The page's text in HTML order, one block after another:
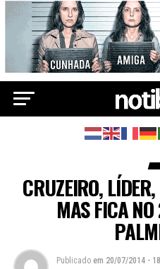
CRUZEIRO,
MAS FICA
Publicado em 20/07/2014 -